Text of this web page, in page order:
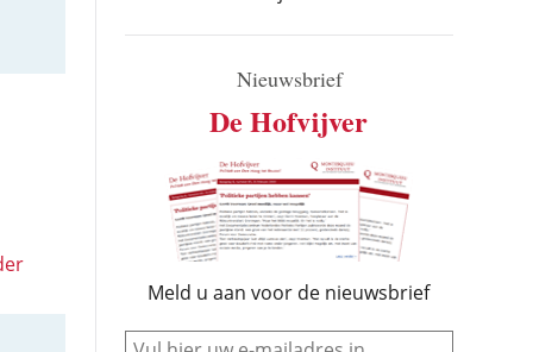
Nieuwsbrief
De Hofvijver
Meld u aan voor de nieuwsbrief
e-mail